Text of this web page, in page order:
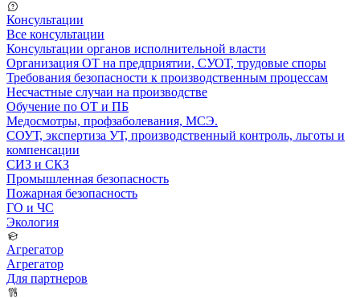
Консультации
Все консультации
Консультации органов исполнительной власти
Организация ОТ на предприятии, СУОТ, трудовые споры
Требования безопасности к производственным процессам
Несчастные случаи на производстве
Обучение по ОТ и ПБ
Медосмотры, профзаболевания, МСЭ.
СОУТ, экспертиза УТ, производственный контроль, льготы и
компенсации
СИЗ и СКЗ
Промышленная безопасность
Пожарная безопасность
ГО и ЧС
Экология
Агрегатор
Агрегатор
Для партнеров